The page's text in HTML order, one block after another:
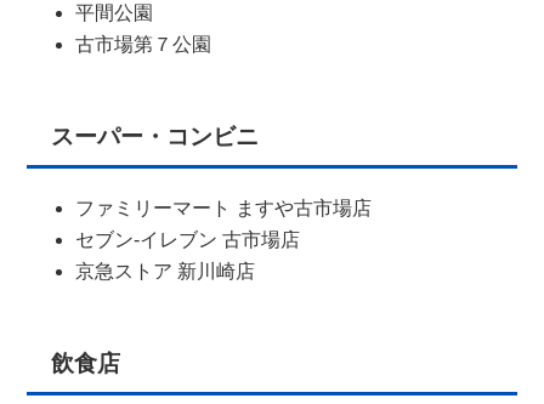
平間公園
古市場第７公園
スーパー・コンビニ
ファミリーマート ますや古市場店
セブン-イレブン 古市場店
京急ストア 新川崎店
飲食店